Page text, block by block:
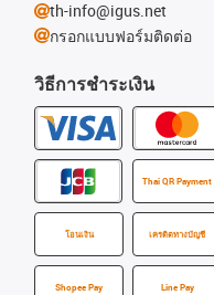
วิธีการชำระเงิน
Thai QR Payment
โอนเงิน เครดิตทางบัญชี
Shopee Pay Line Pay
th-info@igus.net
กรอกแบบฟอร์มติดต่อ